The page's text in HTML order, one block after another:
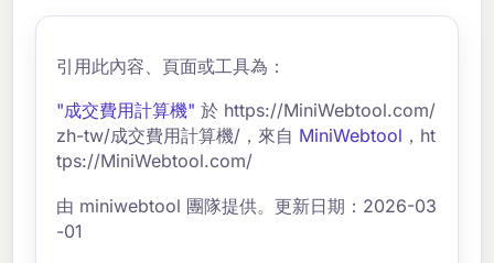
3) 要求賣方支付部分成交費用，4) 選擇無成交
月底成交以減少預付利息，6) 比較多家貸款機構
引用此內容、頁面或工具為：
"成交費用計算機" 於 https://MiniWebtool.com/
zh-tw/成交費用計算機/，來自 MiniWebtool ，ht
tps://MiniWebtool.com/
由 miniwebtool 團隊提供。更新日期：2026-03
-01